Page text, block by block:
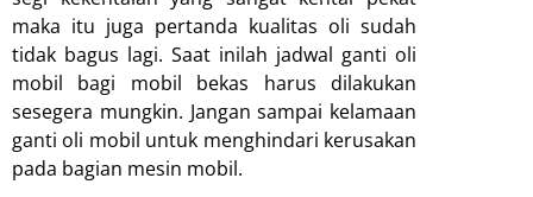
maka itu juga pertanda kualitas oli sudah
tidak bagus lagi. Saat inilah jadwal ganti oli
mobil bagi mobil bekas harus dilakukan
sesegera mungkin. Jangan sampai kelamaan
ganti oli mobil untuk menghindari kerusakan
pada bagian mesin mobil.